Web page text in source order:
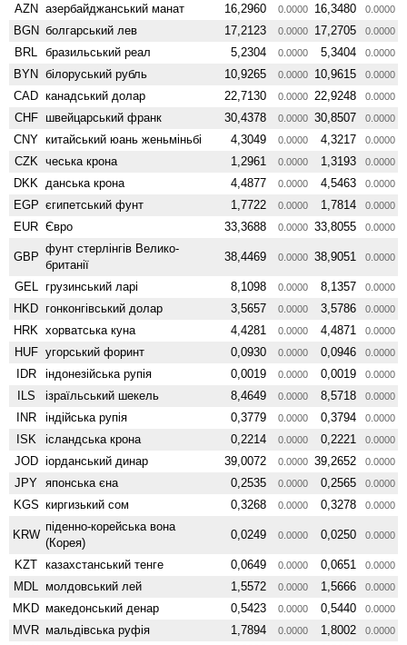
AZN азербайджанський манат 16,2960 0.0000 16,3480 0.0000
BGN болгарський лев 17,2123 0.0000 17,2705 0.0000
BRL бразильський реал 5,2304 0.0000 5,3404 0.0000
BYN білоруський рубль 10,9265 0.0000 10,9615 0.0000
CAD канадський долар 22,7130 0.0000 22,9248 0.0000
CHF швейцарський франк 30,4378 0.0000 30,8507 0.0000
CNY китайський юань женьмiньбi 4,3049 0.0000 4,3217 0.0000
CZK чеська крона 1,2961 0.0000 1,3193 0.0000
DKK данська крона 4,4877 0.0000 4,5463 0.0000
EGP єгипетський фунт 1,7722 0.0000 1,7814 0.0000
EUR Євро 33,3688 0.0000 33,8055 0.0000
GBP
фунт стерлінгів Велико­
британії
38,4469 0.0000 38,9051 0.0000
GEL грузинський ларі 8,1098 0.0000 8,1357 0.0000
HKD гонконгівський долар 3,5657 0.0000 3,5786 0.0000
HRK хорватська куна 4,4281 0.0000 4,4871 0.0000
HUF угорський форинт 0,0930 0.0000 0,0946 0.0000
IDR індонезійська рупія 0,0019 0.0000 0,0019 0.0000
ILS ізраїльський шекель 8,4649 0.0000 8,5718 0.0000
INR індійська рупія 0,3779 0.0000 0,3794 0.0000
ISK ісландська крона 0,2214 0.0000 0,2221 0.0000
JOD іорданський динар 39,0072 0.0000 39,2652 0.0000
JPY японська єна 0,2535 0.0000 0,2565 0.0000
KGS киргизький сом 0,3268 0.0000 0,3278 0.0000
KRW
піденно-корейська вона
(Корея)
0,0249 0.0000 0,0250 0.0000
KZT казахстанський тенге 0,0649 0.0000 0,0651 0.0000
MDL молдовський лей 1,5572 0.0000 1,5666 0.0000
MKD македонський денар 0,5423 0.0000 0,5440 0.0000
MVR мальдівська руфія 1,7894 0.0000 1,8002 0.0000